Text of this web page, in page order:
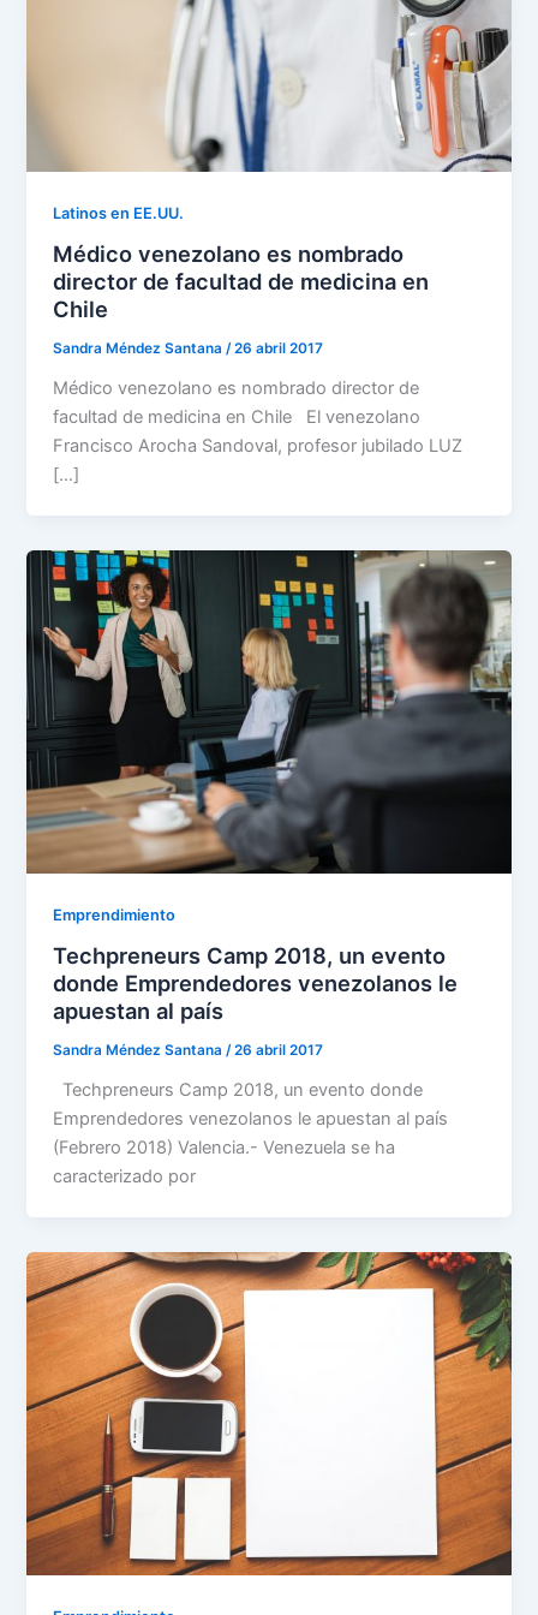
Latinos en EE.UU.
Médico venezolano es nombrado
director de facultad de medicina en
Chile
Sandra Méndez Santana/26 abril 2017
Médico venezolano es nombrado director de
facultad de medicina en Chile El venezolano
Francisco Arocha Sandoval, profesor jubilado LUZ
[…]
Emprendimiento
Techpreneurs Camp 2018, un evento
donde Emprendedores venezolanos le
apuestan al país
Sandra Méndez Santana/26 abril 2017
Techpreneurs Camp 2018, un evento donde
Emprendedores venezolanos le apuestan al país
(Febrero 2018) Valencia.- Venezuela se ha
caracterizado por